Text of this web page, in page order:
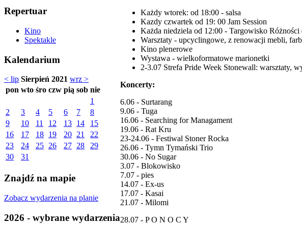
Repertuar
Kino
Spektakle
Kalendarium
< lip Sierpień 2021 wrz >
pon wto śro czw pią sob nie
1
2
3 4 5 6 7
8
9
10 11 12 13 14
15
16
17 18 19 20 21
22
23
24 25 26 27 28
29
30
31
Znajdź na mapie
Zobacz wydarzenia na planie
2026 - wybrane wydarzenia
Każdy wtorek: od 18:00 - salsa
Kazdy czwartek od 19: 00 Jam Session
Każda niedziela od 12:00 - Targowisko
Warsztaty - upcyclingowe, z renowacji mebli,
Kino plenerowe
Wystawa - wielkoformatowe marionetki
2-3.07 Strefa Pride Week Stonewall: warsztaty,
Koncerty:
6.06 - Surtarang
9.06 - Tuga
16.06 - Searching for Managament
19.06 - Rat Kru
23-24.06 - Festiwal Stoner Rocka
26.06 - Tymn Tymański Trio
30.06 - No Sugar
3.07 - Blokowisko
7.07 - pies
14.07 - Ex-us
17.07 - Kasai
21.07 - Milomi
28.07 - P O N O C Y